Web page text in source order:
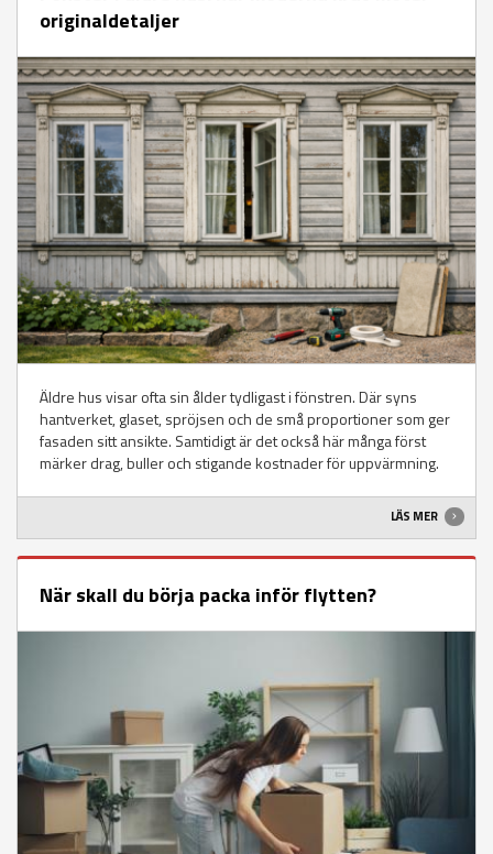
originaldetaljer
Äldre hus visar ofta sin ålder tydligast i fönstren. Där syns
hantverket, glaset, spröjsen och de små proportioner som ger
fasaden sitt ansikte. Samtidigt är det också här många först
märker drag, buller och stigande kostnader för uppvärmning.
LÄS MER
När skall du börja packa inför flytten?